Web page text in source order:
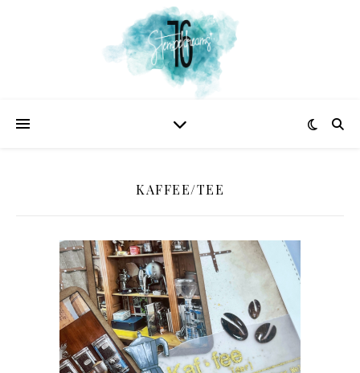
KAFFEE/TEE